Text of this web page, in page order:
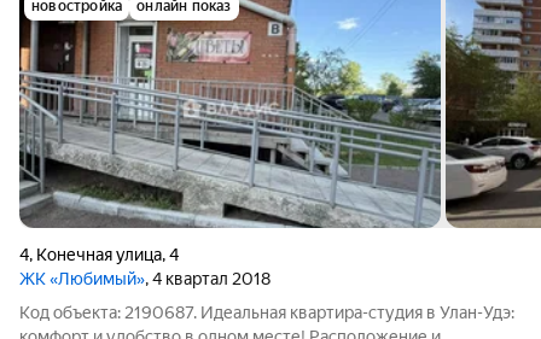
новостройка онлайн показ
4, Конечная улица,4
ЖК «Любимый», 4 квартал 2018
Код объекта: 2190687. Идеальная квартира-студия в Улан-Удэ: